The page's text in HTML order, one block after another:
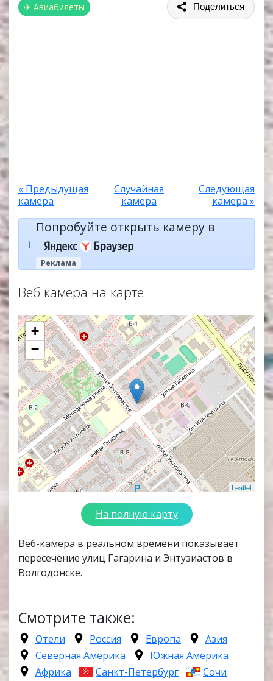
✈ Авиабилеты Поделиться
« Предыдущая
камера
Случайная
камера
Следующая
камера »
ℹ️
Попробуйте открыть камеру в
Реклама
Веб камера на карте
+
−
Leaflet
На полную карту
Веб-камера в реальном времени показывает
пересечение улиц Гагарина и Энтузиастов в
Волгодонске.
Смотрите также:
Отели Россия Европа
Азия
Северная Америка
Южная Америка
Африка
Санкт-Петербург Сочи